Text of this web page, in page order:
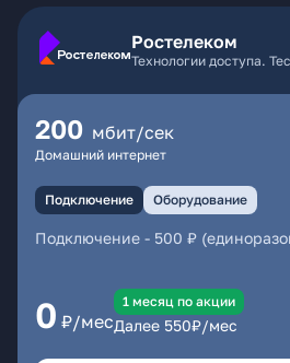
Ростелеком
Технологии доступа.
200 мбит/сек
Домашний интернет
Подключение Оборудование
Подключение - 500 ₽
0 ₽/мес
1 месяц по акции
Далее 550₽/мес